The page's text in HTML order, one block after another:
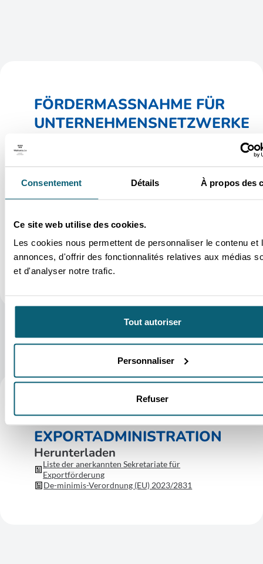
Consentement Détails À propos des
Ce site web utilise des cookies.
Les cookies nous permettent de personnaliser le contenu et
annonces, d'offrir des fonctionnalités relatives aux médias
et d'analyser notre trafic.
Tout autoriser
Personnaliser
Refuser
FÖRDERMASSNAHME FÜR U
NTERNEHMENSNETZWERKE
Maßnahmenprogrammdatenblatt – Budget
Unternehmenszusammenschlüsse
September 2023 – Unterstützung der
Unternehmenszusammenschlüssen der CCM und
ihrer Mitglieder
De-minimis-Ehrenerklärung
DIENSTSTELLEN FÜR
EXPORTADMINISTRATION
Herunterladen
Liste der anerkannten Sekretariate für
Exportförderung
De-minimis-Verordnung (EU) 2023/2831